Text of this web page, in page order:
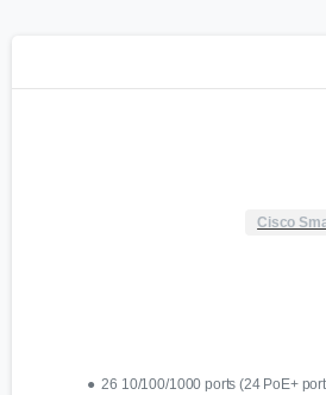
Cisco
●26 10/100/1000 ports (24 PoE+